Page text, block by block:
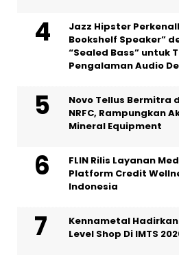
Jazz Hipster
Bookshelf Speaker”
“Sealed Bass” untuk
Pengalaman Audio
Novo Tellus Bermitra
NRFC, Rampungkan
Mineral Equipment
FLIN Rilis Layanan
Platform Credit
Indonesia
Kennametal
Level Shop Di IMTS